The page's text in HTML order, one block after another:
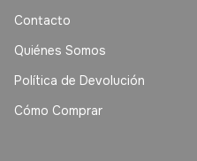
Contacto
Quiénes Somos
Política de Devolución
Cómo Comprar